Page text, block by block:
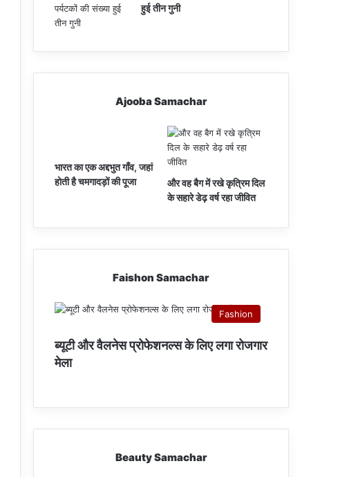
हुई तीन गुनी
Ajooba Samachar
भारत का एक अद्दभुत गाँव, जहां
होती है चमगादड़ों की पूजा
और वह बैग में रखे कृत्रिम दिल
के सहारे डेढ़ वर्ष रहा जीवित
Faishon Samachar
Fashion
ब्यूटी और वैलनेस प्रोफेशनल्स के लिए लगा रोजगार
मेला
Beauty Samachar